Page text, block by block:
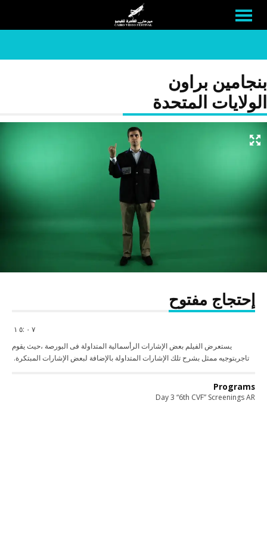
بنجامين براون
الولايات المتحدة
إحتجاج مفتوح
٧ ٠ :٥ ١
يستعرض الفيلم بعض الإشارات الرأسمالية المتداولة فى البورصة ،حيث يقوم
تاجربتوجيه ممثل بشرح تلك الإشارات المتداولة بالإضافة لبعض الإشارات المبتكرة.
Programs
Day 3 “6th CVF” Screenings AR